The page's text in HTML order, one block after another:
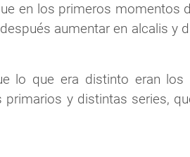
en los primeros momentos
aumentar en alcalis y
lo que era distinto eran los
y distintas series,